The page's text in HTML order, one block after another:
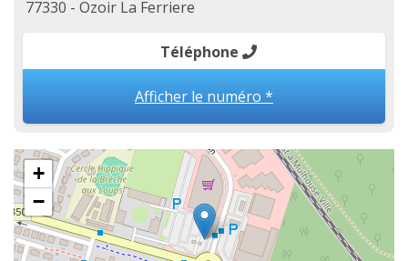
77330 - Ozoir La Ferriere
Téléphone
Afficher le numéro *
+
−